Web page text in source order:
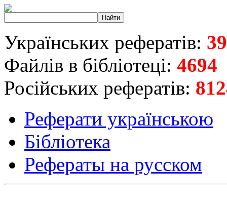
Українських рефератів:
Файлів в бібліотеці: 4694
Російських рефератів:
Реферати українською
Бібліотека
Рефераты на русском